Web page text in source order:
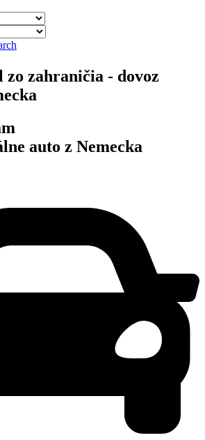
zo zahraničia - dovoz
auto z Nemecka